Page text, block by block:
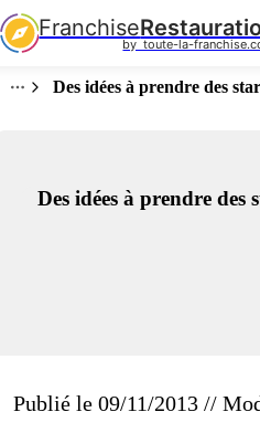
Franchise
by  toute-la-
Des idées à prendre des
Des idées à prendre
Publié le 09/11/2013 //